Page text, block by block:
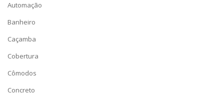
Automação
Banheiro
Caçamba
Cobertura
Cômodos
Concreto